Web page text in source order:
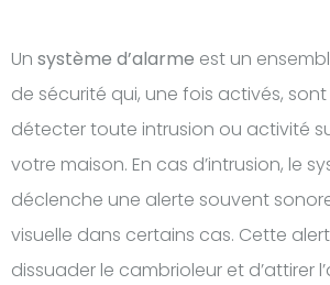
Un système d’alarme est un
de sécurité qui, une fois activés,
détecter toute intrusion ou activité
votre maison. En cas d’intrusion, le
déclenche une alerte souvent
visuelle dans certains cas. Cette
dissuader le cambrioleur et d’attirer